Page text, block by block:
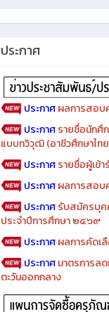
ประกาศ
ประกาศผลการสอบ
ประกาศรายชื่อนักศึ
แบบทวิวุฒิ (อาชีวศึกษาไ
ประกาศรายชื่อผู้เข้
ประกาศผลการสอบ
ประกาศรับสมัครบุค
ประจำปีการศึกษา ๒๕๖๙
ประกาศผลการคัดเ